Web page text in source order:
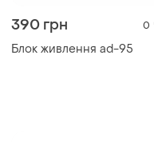
390 грн 0
Блок живлення ad-95